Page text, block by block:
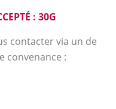
: 30G
contacter via un de
convenance :